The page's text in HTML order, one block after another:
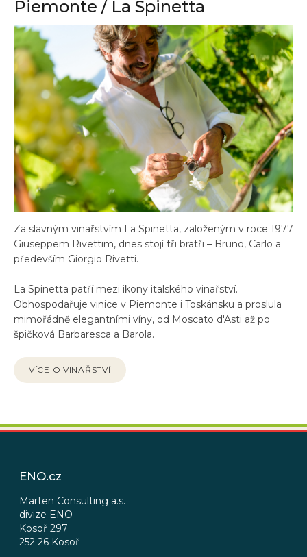
Piemonte / La Spinetta
Za slavným vinařstvím La Spinetta, založeným v roce 1977
Giuseppem Rivettim, dnes stojí tři bratři – Bruno, Carlo a
především Giorgio Rivetti.
La Spinetta patří mezi ikony italského vinařství.
Obhospodařuje vinice v Piemonte i Toskánsku a proslula
mimořádně elegantními víny, od Moscato d'Asti až po
špičková Barbaresca a Barola.
VÍCE O VINAŘSTVÍ
Z
ENO.cz
Marten Consulting a.s.
divize ENO
Kosoř 297
252 26 Kosoř